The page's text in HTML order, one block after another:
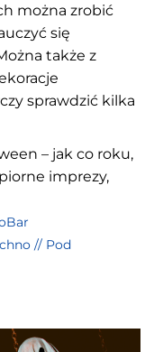
można zrobić
się
także z
sprawdzić kilka
– jak co roku,
imprezy,
// Pod